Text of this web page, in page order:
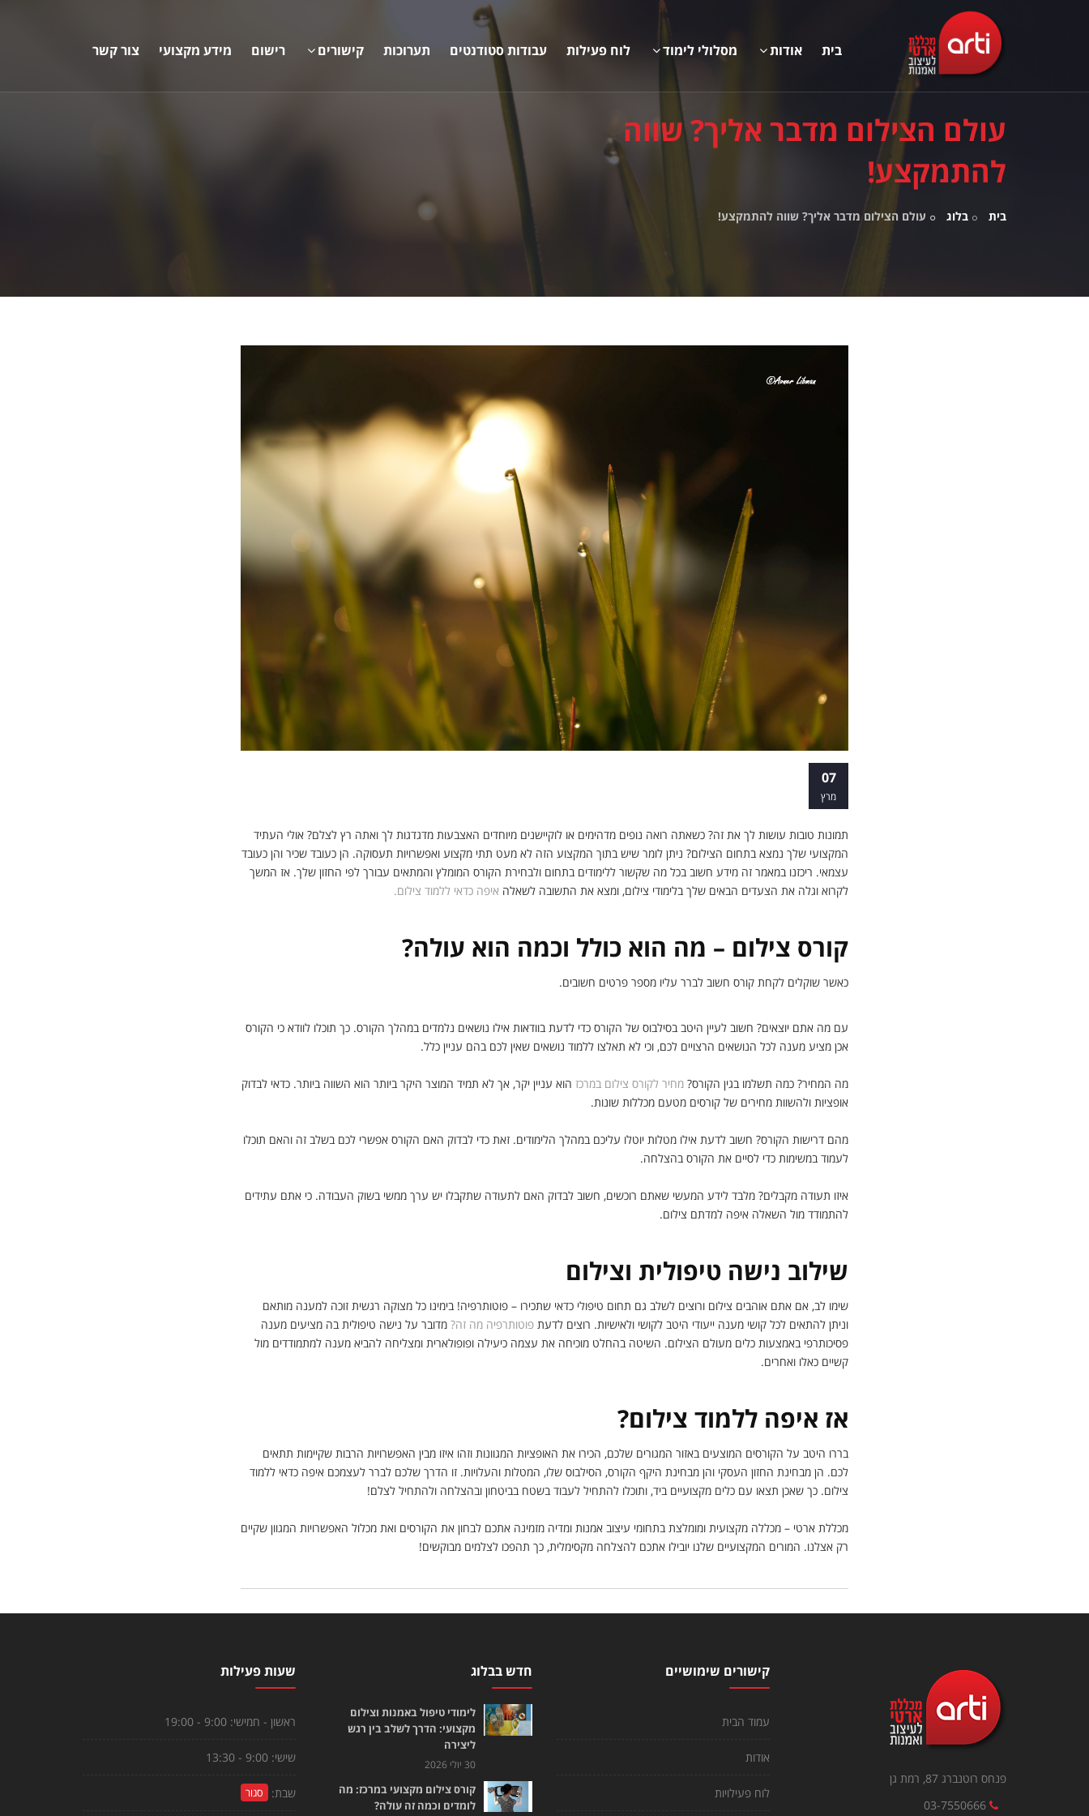
בית אודות מסלולי לימוד לוח פעילות עבודות סטודנטים תערוכות קישורים רישום מידע מקצועי צור קשר
עולם הצילום מדבר אליך? שווה
להתמקצע!
בית בלוג עולם הצילום מדבר אליך? שווה להתמקצע!
07
מרץ
תמונות טובות עושות לך את זה? כשאתה רואה נופים מדהימים או לוקיישנים מיוחדים האצבעות מדגדגות לך ואתה רץ לצלם? אולי העתיד
המקצועי שלך נמצא בתחום הצילום? ניתן לומר שיש בתוך המקצוע הזה לא מעט תתי מקצוע ואפשרויות תעסוקה. הן כעובד שכיר והן כעובד
עצמאי. ריכזנו במאמר זה מידע חשוב בכל מה שקשור ללימודים בתחום ולבחירת הקורס המומלץ והמתאים עבורך לפי החזון שלך. אז המשך
לקרוא וגלה את הצעדים הבאים שלך בלימודי צילום, ומצא את התשובה לשאלה איפה כדאי ללמוד צילום.
קורס צילום – מה הוא כולל וכמה הוא עולה?
כאשר שוקלים לקחת קורס חשוב לברר עליו מספר פרטים חשובים.
עם מה אתם יוצאים? חשוב לעיין היטב בסילבוס של הקורס כדי לדעת בוודאות אילו נושאים נלמדים במהלך הקורס. כך תוכלו לוודא כי הקורס
אכן מציע מענה לכל הנושאים הרצויים לכם, וכי לא תאלצו ללמוד נושאים שאין לכם בהם עניין כלל.
מה המחיר? כמה תשלמו בגין הקורס? מחיר לקורס צילום במרכז הוא עניין יקר, אך לא תמיד המוצר היקר ביותר הוא השווה ביותר. כדאי לבדוק
אופציות ולהשוות מחירים של קורסים מטעם מכללות שונות.
מהם דרישות הקורס? חשוב לדעת אילו מטלות יוטלו עליכם במהלך הלימודים. זאת כדי לבדוק האם הקורס אפשרי לכם בשלב זה והאם תוכלו
לעמוד במשימות כדי לסיים את הקורס בהצלחה.
איזו תעודה מקבלים? מלבד לידע המעשי שאתם רוכשים, חשוב לבדוק האם לתעודה שתקבלו יש ערך ממשי בשוק העבודה. כי אתם עתידים
להתמודד מול השאלה איפה למדתם צילום.
שילוב נישה טיפולית וצילום
שימו לב, אם אתם אוהבים צילום ורוצים לשלב גם תחום טיפולי כדאי שתכירו – פוטותרפיה! בימינו כל מצוקה רגשית זוכה למענה מותאם
וניתן להתאים לכל קושי מענה ייעודי היטב לקושי ולאישיות. רוצים לדעת פוטותרפיה מה זה? מדובר על נישה טיפולית בה מציעים מענה
פסיכותרפי באמצעות כלים מעולם הצילום. השיטה בהחלט מוכיחה את עצמה כיעילה ופופולארית ומצליחה להביא מענה למתמודדים מול
קשיים כאלו ואחרים.
אז איפה ללמוד צילום?
בררו היטב על הקורסים המוצעים באזור המגורים שלכם, הכירו את האופציות המגוונות וזהו איזו מבין האפשרויות הרבות שקיימות תתאים
לכם. הן מבחינת החזון העסקי והן מבחינת היקף הקורס, הסילבוס שלו, המטלות והעלויות. זו הדרך שלכם לברר לעצמכם איפה כדאי ללמוד
צילום. כך שאכן תצאו עם כלים מקצועיים ביד, ותוכלו להתחיל לעבוד בשטח בביטחון ובהצלחה ולהתחיל לצלם!
מכללת ארטי – מכללה מקצועית ומומלצת בתחומי עיצוב אמנות ומדיה מזמינה אתכם לבחון את הקורסים ואת מכלול האפשרויות המגוון שקיים
רק אצלנו. המורים המקצועיים שלנו יובילו אתכם להצלחה מקסימלית, כך תהפכו לצלמים מבוקשים!
פנחס רוטנברג 87, רמת גן
03-7550666
קישורים שימושיים
עמוד הבית
אודות
לוח פעילויות
חדש בבלוג
לימודי טיפול באמנות וצילום
מקצועי: הדרך לשלב בין רגש
ליצירה
30 יולי 2026
קורס צילום מקצועי במרכז: מה
לומדים וכמה זה עולה?
שעות פעילות
ראשון - חמישי:9:00 - 19:00
שישי:9:00 - 13:30
שבת: סגור